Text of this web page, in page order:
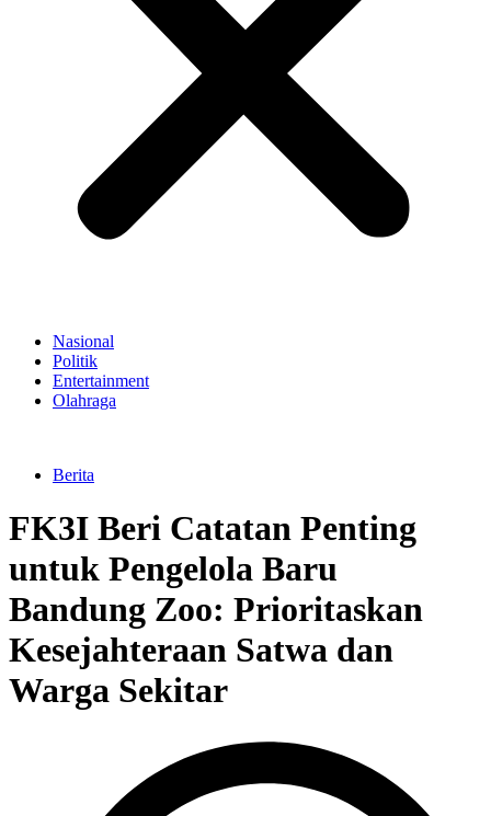
Nasional
Politik
Entertainment
Olahraga
Berita
FK3I Beri Catatan Penting
untuk Pengelola Baru
Bandung Zoo: Prioritaskan
Kesejahteraan Satwa dan
Warga Sekitar